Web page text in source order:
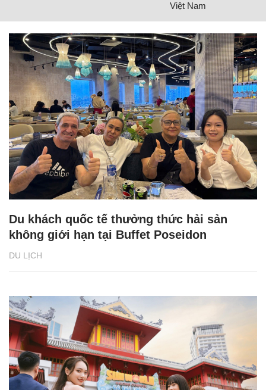
Việt Nam
DU LỊCH
Du khách quốc tế thưởng thức hải sản
không giới hạn tại Buffet Poseidon